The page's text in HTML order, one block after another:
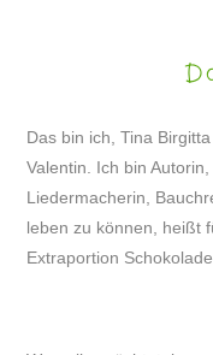
Das bin ich, Tina
Valentin. Ich bin
Liedermacherin,
leben zu können, heißt
Extraportion